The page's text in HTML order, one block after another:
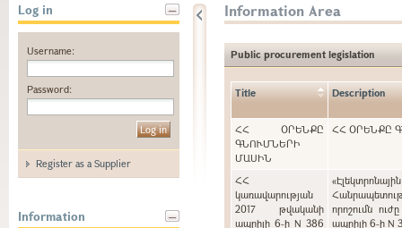
Log in
Username:
Password:
Register as a Supplier
Information
Information Area
Public procurement legislation
Title Description
ՀՀ ՕՐԵՆՔԸ
ԳՆՈՒՄՆԵՐԻ
ՄԱՍԻՆ
ՀՀ ՕՐԵՆՔԸ
ՀՀ
կառավարության
2017 թվականի
ապրիլի 6-ի N 386
որոշումն
ապրիլի 6-ի N